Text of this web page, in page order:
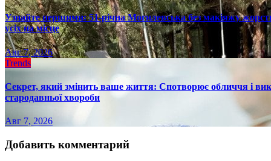
Узнайте першими: 51-річна Могилевська без макіяжу
усіх на місце
Авг 7, 2026
Trends
Секрет, який змінить ваше життя: Спотворює обличчя і
стародавньої хвороби
Авг 7, 2026
Добавить комментарий